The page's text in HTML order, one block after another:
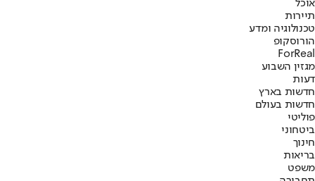
אוכל
תיירות
טכנולוגיה ומדע
הורוסקופ
ForReal
מגזין השבוע
דעות
חדשות בארץ
חדשות בעולם
פוליטי
ביטחוני
חינוך
בריאות
משפט